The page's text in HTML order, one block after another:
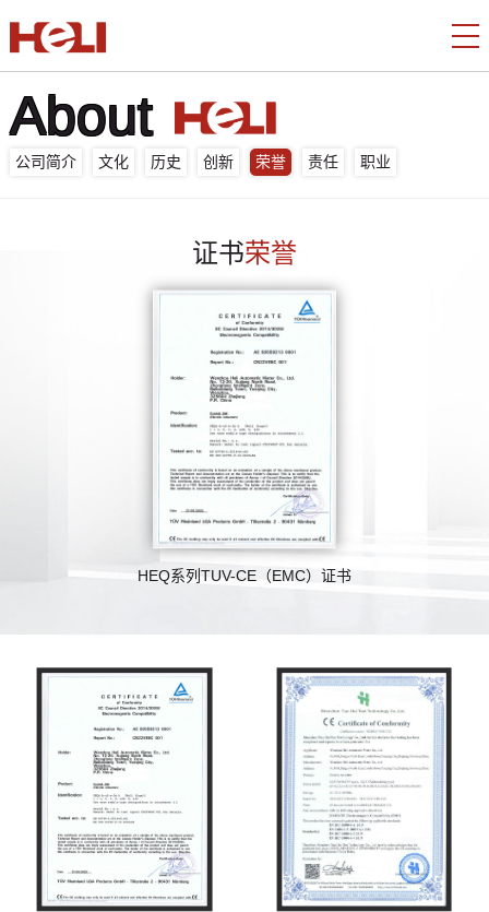
About
公司简介 文化 历史 创新 荣誉 责任 职业
证书荣誉
HEQ系列TUV-CE（EMC）证书